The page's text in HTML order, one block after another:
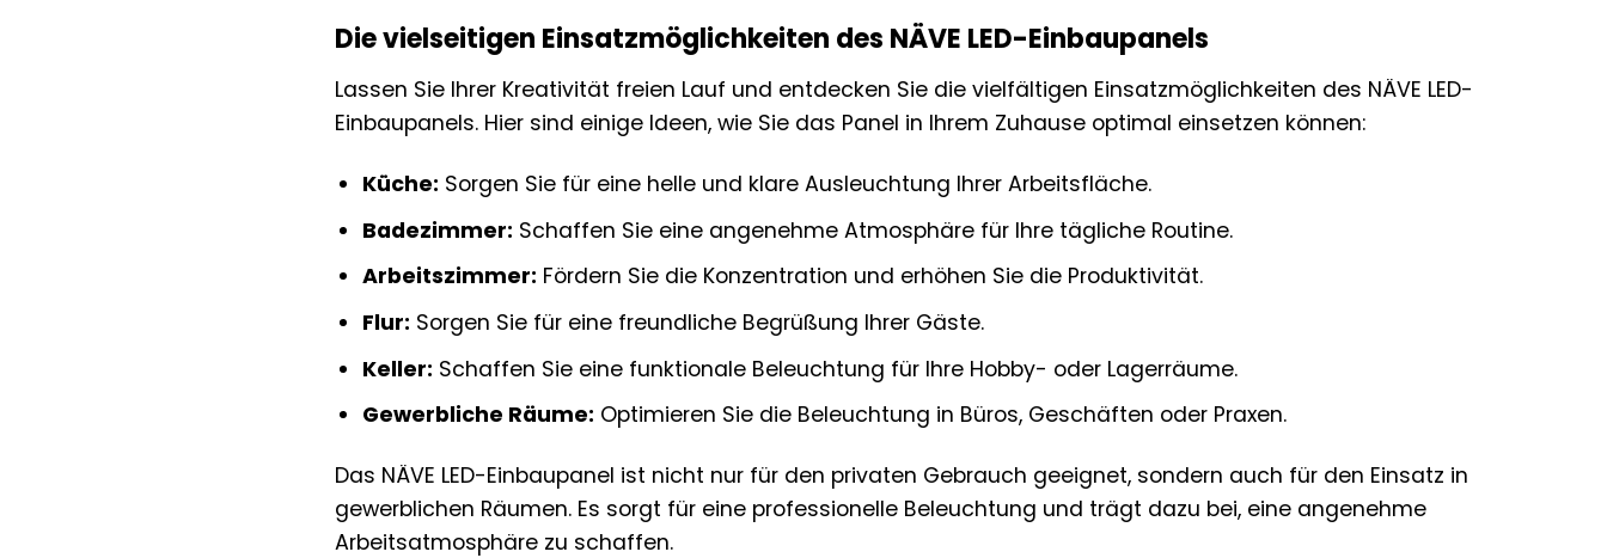
Die vielseitigen Einsatzmöglichkeiten des NÄVE LED-Einbaupanels
Lassen Sie Ihrer Kreativität freien Lauf und entdecken Sie die vielfältigen Einsatzmöglichkeiten des NÄVE LED-
Einbaupanels. Hier sind einige Ideen, wie Sie das Panel in Ihrem Zuhause optimal einsetzen können:
Küche: Sorgen Sie für eine helle und klare Ausleuchtung Ihrer Arbeitsfläche.
Badezimmer: Schaffen Sie eine angenehme Atmosphäre für Ihre tägliche Routine.
Arbeitszimmer: Fördern Sie die Konzentration und erhöhen Sie die Produktivität.
Flur: Sorgen Sie für eine freundliche Begrüßung Ihrer Gäste.
Keller: Schaffen Sie eine funktionale Beleuchtung für Ihre Hobby- oder Lagerräume.
Gewerbliche Räume: Optimieren Sie die Beleuchtung in Büros, Geschäften oder Praxen.
Das NÄVE LED-Einbaupanel ist nicht nur für den privaten Gebrauch geeignet, sondern auch für den Einsatz in
gewerblichen Räumen. Es sorgt für eine professionelle Beleuchtung und trägt dazu bei, eine angenehme
Arbeitsatmosphäre zu schaffen.